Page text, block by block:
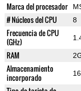
Marca del procesador
# Núcleos del CPU 8
Frecuencia de CPU
(GHz)
RAM
Almacenamiento
incorporado